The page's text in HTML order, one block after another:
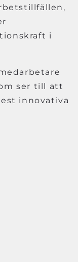
i
ser till att
innovativa